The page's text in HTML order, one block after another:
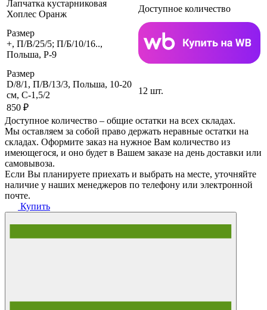
Лапчатка кустарниковая
Хоплес Оранж
Доступное количество
Размер
+, П/В/25/5; П/Б/10/16..,
Польша, P-9
Размер
D/8/1, П/В/13/3, Польша, 10-20
см, C-1,5/2
850 ₽
12 шт.
Доступное количество – общие остатки на всех складах.
Мы оставляем за собой право держать неравные остатки на
складах. Оформите заказ на нужное Вам количество из
имеющегося, и оно будет в Вашем заказе на день доставки или
самовывоза.
Если Вы планируете приехать и выбрать на месте, уточняйте
наличие у наших менеджеров по телефону или электронной
почте.
Купить